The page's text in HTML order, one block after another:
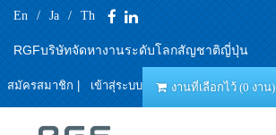
En / Ja / Th
RGFบริษัทจัดหางานระดับโลกสัญชาติญี่ปุ่น
สมัครสมาชิก| เข้าสุ่ระบบ งานที่เลือกไว้ (0 งาน)